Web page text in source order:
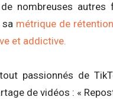
nombreuses autres
sa métrique de
et addictive.
passionnés de
de vidéos : «